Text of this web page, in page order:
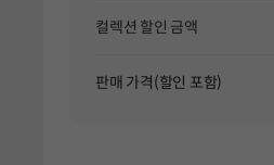
컬렉션 할인 금액
판매 가격(할인 포함)